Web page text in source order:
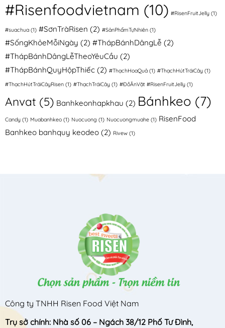
#Risenfoodvietnam (10) #RisenFruitJelly (1)
#suachua (1) #SơnTràRisen (2) #SảnPhẩmTựNhiên (1)
#SốngKhỏeMỗiNgày (2) #ThápBánhDângLễ (2)
#ThápBánhDângLễTheoYêuCầu (2)
#ThápBánhQuyHộpThiếc (2) #ThạchHoaQuả (1) #ThạchHútTráiCây (1)
#ThạchHútTráiCâyRisen (1) #ThạchTráiCây (1) #ĐồĂnVặt #RisenFruitJelly (1)
Anvat (5) Banhkeonhapkhau (2) Bánhkeo (7)
Candy (1) Muabanhkeo (1) Nuocuong (1) Nuocuongmuahe (1) RisenFood
Banhkeo banhquy keodeo (2) Rivew (1)
Công ty TNHH Risen Food Việt Nam
Trụ sở chính: Nhà số 06 – Ngách 38/12 Phố Tư Đình,